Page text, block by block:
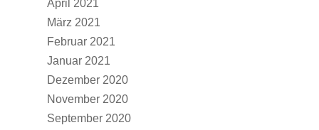
April 2021
März 2021
Februar 2021
Januar 2021
Dezember 2020
November 2020
September 2020